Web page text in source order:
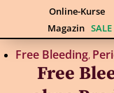
Online-Kurse
Magazin SALE
Free Bleeding,
Free